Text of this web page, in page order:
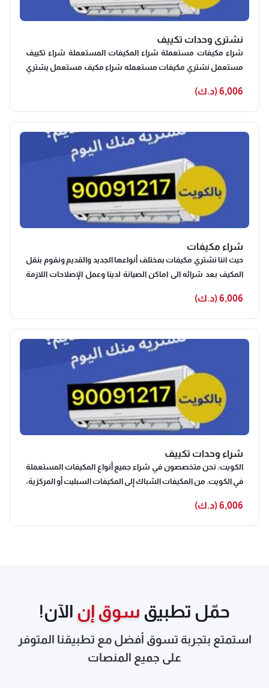
نشتري وحدات تكييف
شراء مكيفات مستعملة شراء المكيفات المستعملة شراء تكييف
مستعمل نشتري مكيفات مستعمله شراء مكيف مستعمل يشتري
مكيفات مستعملة الاختيار الامثل لكل عميل يحتاج الى احدث الاجهزة
في المكيفات، لأن المكيفات لا تختلف تماما عن المكيفات المستعملة
لدينا، حيث أننا عند شراء المكيفات المستعملة من العملاء نرسل
فريق عمل خبير في معاينة المكيفات جيدا قبل اخذها حتى نتأكد انها لا
يوجد بها اي عيوب، واذا كان بها عيوب فنقوم بأخذها المصنع وتغييرها
لأننا نمتلك قطع غيار اصلية تناسب جميع انواع المكيفات ونعيد
تجديدها حتي تعمل مثل السابق واسرع بكثير، كما اننا نقوم بتعقيم
وتنظيف المكيفات بالإضافة إلى الجهاز التابع لها جيدا وإزالة أي أتربة
حتي تحصل علي هواء نقي تماما من أي شوائب.
6,006 (د.ك)
شراء مكيفات
حيث اننا نشتري مكيفات بمختلف أنواعها الجديد والقديم ونقوم بنقل
المكيف بعد شرائه الى اماكن الصيانة لدينا وعمل الإصلاحات اللازمة
غسيل مكيفات سبليت ثم اعادة تغليفها للحفاظ عليها ومن ثم
عرضها بأحد فروع البيع لدينا بأسعار مخفضة تماما ويكون مناسبة
للجميع من خلال وضع هامش ربح بسيط وعمل الخصومات التى
يمكنك الاستفادة بها من خلال الاتصال بنا الآنشراء مكيفات
مستعملة يزداد الخوف عند البعض وقت التفكير في شراء مكيف
مستعمل و لتجنب هذه المشكلة يجب الشراء من مكان موثوق منه
له سمعه جيده في بيع المكيفات المستعمله يتوفر لدي
شركتناخدمات أخرى غير بيع المكيفات بل تتيح الشركة شراء
المكيفات وإمكانية استبدال مكيفك بمكيف أعلى جودة وأحدث إصدار
وتوفر فني نشتري الاثاث٠
6,006 (د.ك)
شراء وحدات تكييف
الكويت: نحن متخصصون في شراء جميع أنواع المكيفات المستعملة
في الكويت. من المكيفات الشباك إلى المكيفات السبليت أو المركزية،
سيتولى عملية التقييم والشراء بسرعة وسهولة، لضمان أفضل
سعر لك ونقوم بشراء كافة أنواع وموديلات المكيفات المستعملة
مستعملة بالكويت اجهزة كهربائية يشترون عفش مستعمل
بالكويت يشترون وحدات اا
6,006 (د.ك)
حمّل تطبيق سوق إن الآن!
استمتع بتجربة تسوق أفضل مع تطبيقنا المتوفر
على جميع المنصات